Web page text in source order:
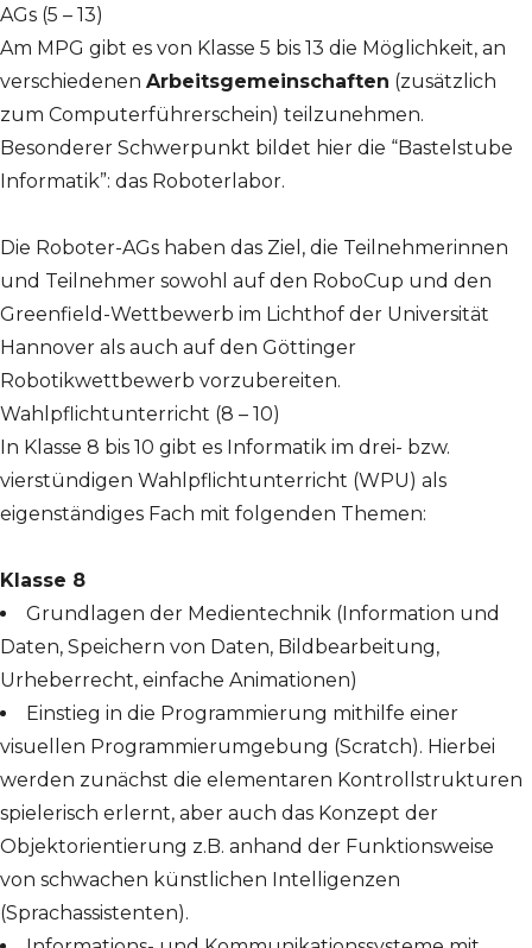
AGs (5 – 13)
Am MPG gibt es von Klasse 5 bis 13 die Möglichkeit, an
verschiedenen Arbeitsgemeinschaften (zusätzlich
zum Computerführerschein) teilzunehmen.
Besonderer Schwerpunkt bildet hier die “Bastelstube
Informatik”: das Roboterlabor.
Die Roboter-AGs haben das Ziel, die Teilnehmerinnen
und Teilnehmer sowohl auf den RoboCup und den
Greenfield-Wettbewerb im Lichthof der Universität
Hannover als auch auf den Göttinger
Robotikwettbewerb vorzubereiten.
Wahlpflichtunterricht (8 – 10)
In Klasse 8 bis 10 gibt es Informatik im drei- bzw.
vierstündigen Wahlpflichtunterricht (WPU) als
eigenständiges Fach mit folgenden Themen:
Klasse 8
Grundlagen der Medientechnik (Information und
Daten, Speichern von Daten, Bildbearbeitung,
Urheberrecht, einfache Animationen)
Einstieg in die Programmierung mithilfe einer
visuellen Programmierumgebung (Scratch). Hierbei
werden zunächst die elementaren Kontrollstrukturen
spielerisch erlernt, aber auch das Konzept der
Objektorientierung z.B. anhand der Funktionsweise
von schwachen künstlichen Intelligenzen
(Sprachassistenten).